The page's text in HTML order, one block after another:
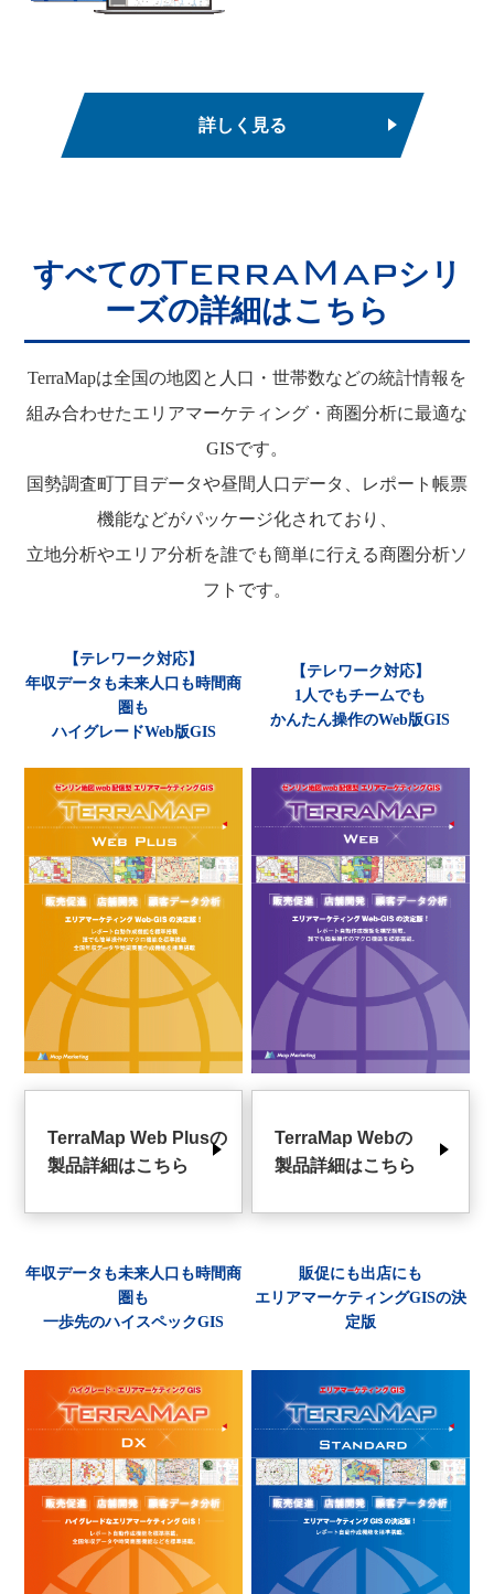
詳しく見る
すべてのTerraMapシリ
ーズの詳細はこちら
TerraMapは全国の地図と人口・世帯数などの統計情報を
組み合わせたエリアマーケティング・商圏分析に最適な
GISです。
国勢調査町丁目データや昼間人口データ、レポート帳票
機能などがパッケージ化されており、
立地分析やエリア分析を誰でも簡単に行える商圏分析ソ
フトです。
【テレワーク対応】
年収データも未来人口も時間商
圏も
ハイグレードWeb版GIS
TerraMap Web Plusの
製品詳細はこちら
【テレワーク対応】
1人でもチームでも
かんたん操作のWeb版GIS
TerraMap Webの
製品詳細はこちら
年収データも未来人口も時間商
圏も
一歩先のハイスペックGIS
販促にも出店にも
エリアマーケティングGISの決
定版